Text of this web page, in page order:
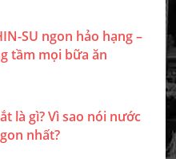
SU ngon hảo hạng –
tầm mọi bữa ăn
là gì? Vì sao nói nước
nhất?